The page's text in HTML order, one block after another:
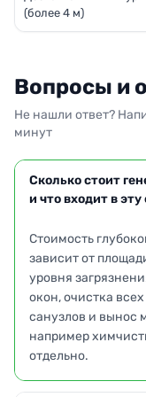
(более 4 м)
Вопросы и
Не нашли ответ?
минут
Сколько стоит
и что входит в
Стоимость
зависит от
уровня
окон, очистка
санузлов и вынос
например
отдельно.